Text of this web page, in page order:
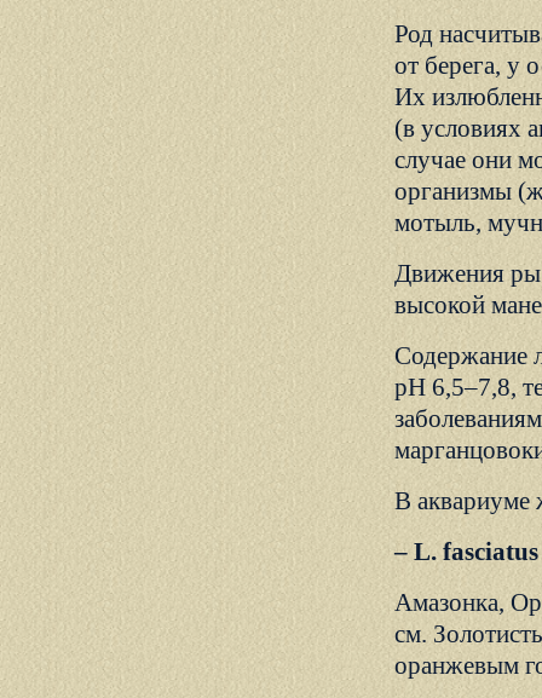
Род
от берега, у
Их
(в условиях
случае они
организмы
мотыль,
Движения
высокой
Содержание
рН 6,5–7,8,
В аквариуме
– L.
Амазонка,
см.
оранжевым